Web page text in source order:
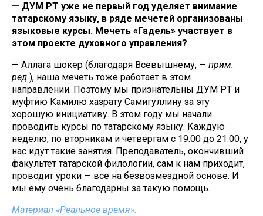
— ДУМ РТ уже не первый год уделяет внимание
татарскому языку, в ряде мечетей организованы
языковые курсы. Мечеть «Гадель» участвует в
этом проекте духовного управления?
— Аллага шокер (благодаря Всевышнему, — прим.
ред.), наша мечеть тоже работает в этом
направлении. Поэтому мы признательны ДУМ РТ и
муфтию Камилю хазрату Самигуллину за эту
хорошую инициативу. В этом году мы начали
проводить курсы по татарскому языку. Каждую
неделю, по вторникам и четвергам с 19.00 до 21.00, у
нас идут такие занятия. Преподаватель, окончивший
факультет татарской филологии, сам к нам приходит,
проводит уроки — все на безвозмездной основе. И
мы ему очень благодарны за такую помощь.
Материал «Реальное время».